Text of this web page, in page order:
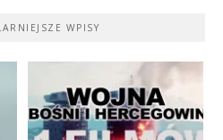
WPISY